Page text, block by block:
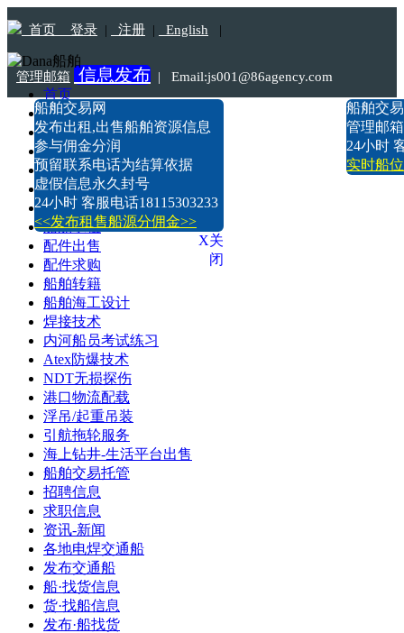
首页 登录 | 注册 | English |
管理邮箱 信息发布 | Email:js001@86agency.com
Tel:18115303233
首页
船舶转港·过户
船舶坞检·坞修·油漆
船价估算
船舶出售
船舶求购
船舶出租
船舶求租
配件出售
配件求购
船舶转籍
船舶海工设计
焊接技术
内河船员考试练习
Atex防爆技术
NDT无损探伤
港口物流配载
浮吊/起重吊装
引航拖轮服务
海上钻井-生活平台出售
船舶交易托管
招聘信息
求职信息
资讯-新闻
各地电焊交通船
发布交通船
船·找货信息
货·找船信息
发布·船找货
船舶交易网
发布出租,出售船舶资源信息
参与佣金分润
预留联系电话为结算依据
虚假信息永久封号
24小时 客服电话18115303233
<<发布租售船源分佣金>>
X关
闭
船舶交
管理邮箱
24小时
实时船